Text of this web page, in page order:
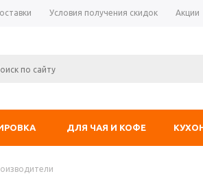
Условия получения скидок Акции
ДЛЯ ЧАЯ И КОФЕ